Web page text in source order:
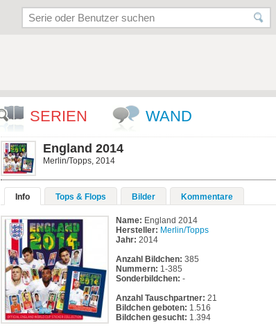
SERIEN WAND
England 2014
Merlin/Topps, 2014
Info Tops & Flops Bilder Kommentare
Name: England 2014
Hersteller: Merlin/Topps
Jahr: 2014
Anzahl Bildchen: 385
Nummern: 1-385
Sonderbildchen: -
Anzahl Tauschpartner: 21
Bildchen geboten: 1.516
Bildchen gesucht: 1.394